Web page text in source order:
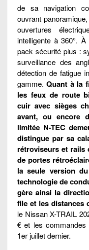
de sa navigation
ouvrant
ouvertures
intelligente à 360°.
pack sécurité plus :
surveillance des
détection de fatigue
gamme.Quant à la
les feux de route
cuir avec sièges
avant, ou encore
limitée N-TEC
distingue par sa
rétroviseurs et rails
de portes
la seule version
technologie de
gère ainsi la
file et les distances
le Nissan X-TRAIL
€ et les commandes
1er juillet dernier.